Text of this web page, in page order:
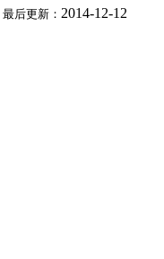
最后更新： 2014-12-12